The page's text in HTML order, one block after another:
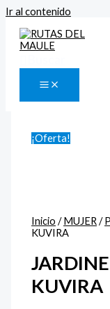
Ir al contenido
¡Oferta!
Inicio /MUJER/
KUVIRA
KUVIRA